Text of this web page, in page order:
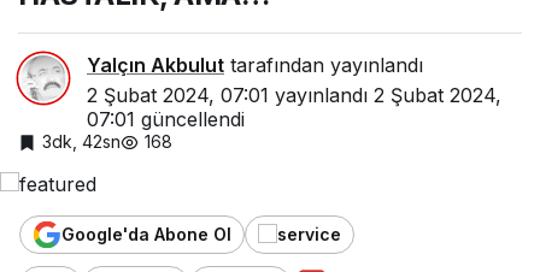
Yalçın Akbulut tarafından yayınlandı
2 Şubat 2024, 07:01 yayınlandı 2 Şubat 2024,
07:01 güncellendi
3dk, 42sn 168
Google'da Abone Ol